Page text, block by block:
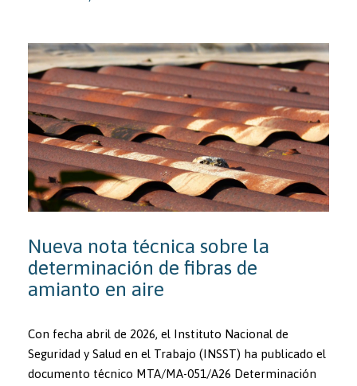
Nueva nota técnica sobre la
determinación de fibras de
amianto en aire
Con fecha abril de 2026, el Instituto Nacional de
Seguridad y Salud en el Trabajo (INSST) ha publicado el
documento técnico MTA/MA-051/A26 Determinación